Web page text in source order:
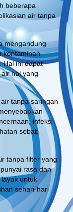
beberapa
air tanpa
mengandung
kontaminan
Hal ini dapat
hal yang
tanpa saringan
infeksi
sebab
tanpa filter yang
rasa dan
untuk
sehari-hari